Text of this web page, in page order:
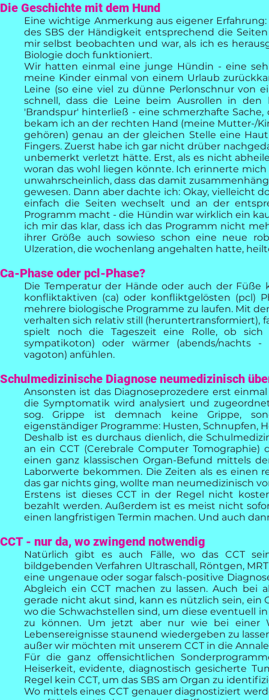
Die Geschichte mit dem Hund
Eine wichtige Anmerkung aus eigener
des SBS der Händigkeit entsprechend die
mir selbst beobachten und war, als ich es
Biologie doch funktioniert.
Wir hatten einmal eine junge Hündin - eine
meine Kinder einmal von einem Urlaub
Leine (so eine viel zu dünne Perlonschnur von
schnell, dass die Leine beim Ausrollen in
'Brandspur' hinterließ - eine schmerzhafte
bekam ich an der rechten Hand (meine Mutter-/
gehören) genau an der gleichen Stelle eine
Fingers. Zuerst habe ich gar nicht drüber
unbemerkt verletzt hätte. Erst, als es nicht
woran das wohl liegen könnte. Ich erinnerte mich
unwahrscheinlich, dass das damit
gewesen. Dann aber dachte ich: Okay, vielleicht
einfach die Seiten wechselt und an der
Programm macht - die Hündin war wirklich ein
ich mir das klar, dass ich das Programm nicht
ihrer Größe auch sowieso schon eine neue
Ulzeration, die wochenlang angehalten hatte,
Ca-Phase oder pcl-Phase?
Die Temperatur der Hände oder auch der
konfliktaktiven (ca) oder konfliktgelösten (pcl)
mehrere biologische Programme zu laufen. Mit
verhalten sich relativ still (heruntertransformiert),
spielt noch die Tageszeit eine Rolle, ob
sympatikoton) oder wärmer (abends/nachts
vagoton) anfühlen.
Schulmedizinische Diagnose neumedizinisch
Ansonsten ist das Diagnoseprozedere erst
die Symptomatik wird analysiert und
sog. Grippe ist demnach keine Grippe,
eigenständiger Programme: Husten, Schnupfen,
Deshalb ist es durchaus dienlich, die
an ein CCT (Cerebrale Computer
einen ganz klassischen Organ-Befund mittels
Laborwerte bekommen. Die Zeiten als es einen
das gar nichts ging, wollte man neumedizinisch
Erstens ist dieses CCT in der Regel nicht
bezahlt werden. Außerdem ist es meist nicht
einen langfristigen Termin machen. Und auch
CCT - nur da, wo zwingend notwendig
Natürlich gibt es auch Fälle, wo das CCT
bildgebenden Verfahren Ultraschall, Röntgen,
eine ungenaue oder sogar falsch-positive
Abgleich ein CCT machen zu lassen. Auch
gerade nicht akut sind, kann es nützlich sein, ein
wo die Schwachstellen sind, um diese eventuell
zu können. Um jetzt aber nur wie bei einer
Lebensereignisse staunend wiedergeben zu
außer wir möchten mit unserem CCT in die
Für die ganz offensichtlichen
Heiserkeit, evidente, diagnostisch gesicherte
Regel kein CCT, um das SBS am Organ zu
Wo mittels eines CCT genauer diagnostiziert